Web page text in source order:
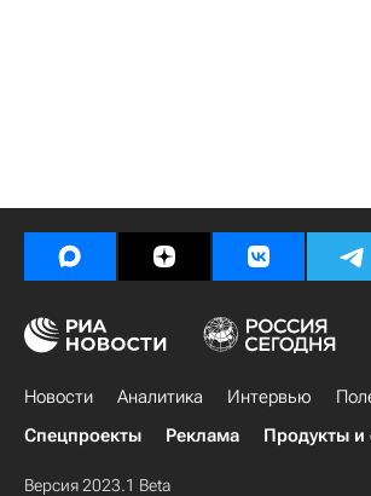
Новости Аналитика Интервью
Спецпроекты
Реклама Продукты и
Версия 2023.1 Beta